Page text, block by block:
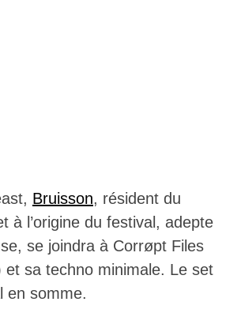
Bruisson, résident du
à l’origine du festival, adepte
se joindra à Corrøpt Files
et sa techno minimale. Le set
en somme.